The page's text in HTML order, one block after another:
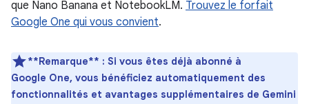
que Nano Banana et NotebookLM. Trouvez le forfait
Google One qui vous convient.
**Remarque** : Si vous êtes déjà abonné à
Google One, vous bénéficiez automatiquement des
fonctionnalités et avantages supplémentaires de Gemini